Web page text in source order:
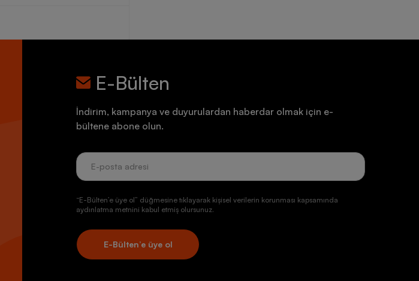
E-Bülten
İndirim, kampanya ve duyurulardan haberdar olmak için e-
bültene abone olun.
“E-Bülten’e üye ol” düğmesine tıklayarak kişisel verilerin korunması kapsamında
aydınlatma metnini kabul etmiş olursunuz.
E-Bülten’e üye ol